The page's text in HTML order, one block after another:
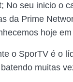
No seu inicio o
da Prime
hoje
o SporTV é o
muitas